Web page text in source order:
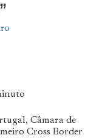
Câmara de
Cross Border